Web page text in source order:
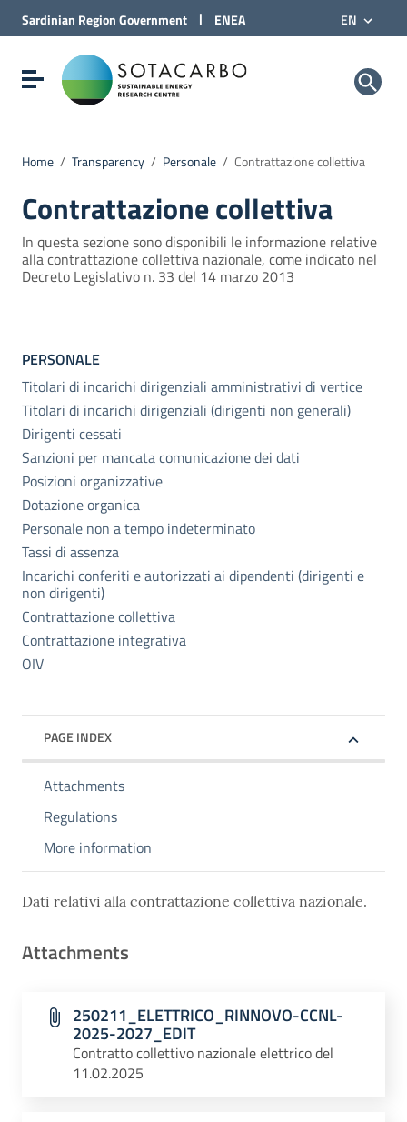
Go to site navigation
Go to Footer
Sardinian RegionGovernment | ENEA EN
Show/hide navigation menu Sotacarbo SpA
Home / Transparency / Personale / Contrattazione collettiva
Contrattazione collettiva
In questa sezione sono disponibili le informazione relative
alla contrattazione collettiva nazionale, come indicato nel
Decreto Legislativo n. 33 del 14 marzo 2013
PERSONALE
Titolari di incarichi dirigenziali amministrativi di vertice
Titolari di incarichi dirigenziali (dirigenti non generali)
Dirigenti cessati
Sanzioni per mancata comunicazione dei dati
Posizioni organizzative
Dotazione organica
Personale non a tempo indeterminato
Tassi di assenza
Incarichi conferiti e autorizzati ai dipendenti (dirigenti e
non dirigenti)
Contrattazione collettiva
Contrattazione integrativa
OIV
PAGE INDEX
Attachments
Regulations
More information
Dati relativi alla contrattazione collettiva nazionale.
Attachments
250211_ELETTRICO_RINNOVO-CCNL-
2025-2027_EDIT
Contratto collettivo nazionale elettrico del
11.02.2025